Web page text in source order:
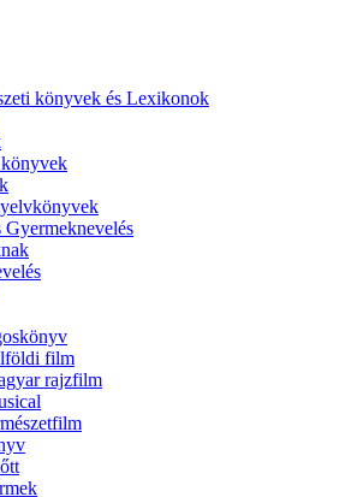
könyvek és Lexikonok
film
rajzfilm